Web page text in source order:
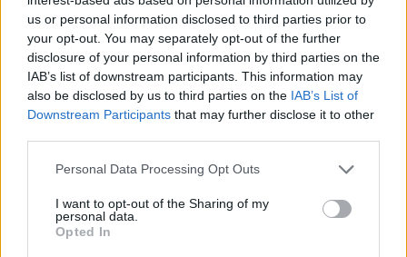
us or personal information disclosed to third parties prior to
your opt-out. You may separately opt-out of the further
disclosure of your personal information by third parties on the
IAB’s list of downstream participants. This information may
also be disclosed by us to third parties on the IAB’s List of
Downstream Participants that may further disclose it to other
Personal Data Processing Opt Outs
I want to opt-out of the Sharing of my
personal data.
Opted In
Ils ne cesseront de rire, pendant qu'on meurt
Sittin up there thinkin you're makin that money
Tu t’assois ici à penser que tu fais de la thune
Hustlin and all that, you're killin your brothers
Dealer et tout ça, tu ne fais que tuer tes frères
T'voisc'quej'veuxdire? T'es qu'un connard, un vrai connard
Puttin dope into your body - c'mon,
youknowhatI'msayin?
Qui se colle de la drogue dans le cul - vas-y